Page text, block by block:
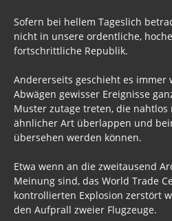
Sofern bei hellem Tageslich
nicht in unsere ordentliche,
fortschrittliche Republik.
Andererseits geschieht es immer
Abwägen gewisser Ereignisse
Muster zutage treten, die
ähnlicher Art überlappen und
übersehen werden können.
Etwa wenn an die zweitausend
Meinung sind, das World Trade
kontrollierten Explosion zerstört
den Aufprall zweier Flugzeuge.